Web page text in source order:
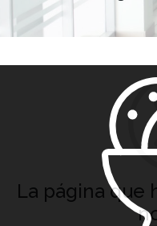
La página que